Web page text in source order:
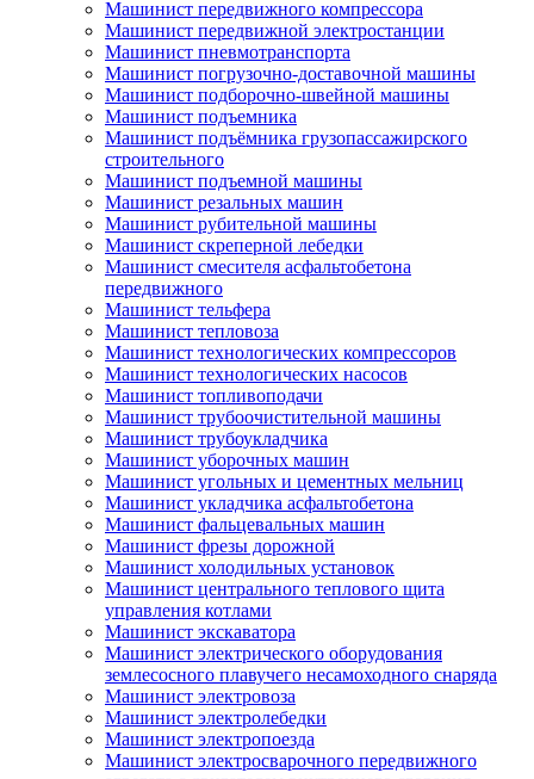
Машинист передвижного компрессора
Машинист передвижной электростанции
Машинист пневмотранспорта
Машинист погрузочно-доставочной машины
Машинист подборочно-швейной машины
Машинист подъемника
Машинист подъёмника грузопассажирского
строительного
Машинист подъемной машины
Машинист резальных машин
Машинист рубительной машины
Машинист скреперной лебедки
Машинист смесителя асфальтобетона
передвижного
Машинист тельфера
Машинист тепловоза
Машинист технологических компрессоров
Машинист технологических насосов
Машинист топливоподачи
Машинист трубоочистительной машины
Машинист трубоукладчика
Машинист уборочных машин
Машинист угольных и цементных мельниц
Машинист укладчика асфальтобетона
Машинист фальцевальных машин
Машинист фрезы дорожной
Машинист холодильных установок
Машинист центрального теплового щита
управления котлами
Машинист экскаватора
Машинист электрического оборудования
землесосного плавучего несамоходного снаряда
Машинист электровоза
Машинист электролебедки
Машинист электропоезда
Машинист электросварочного передвижного